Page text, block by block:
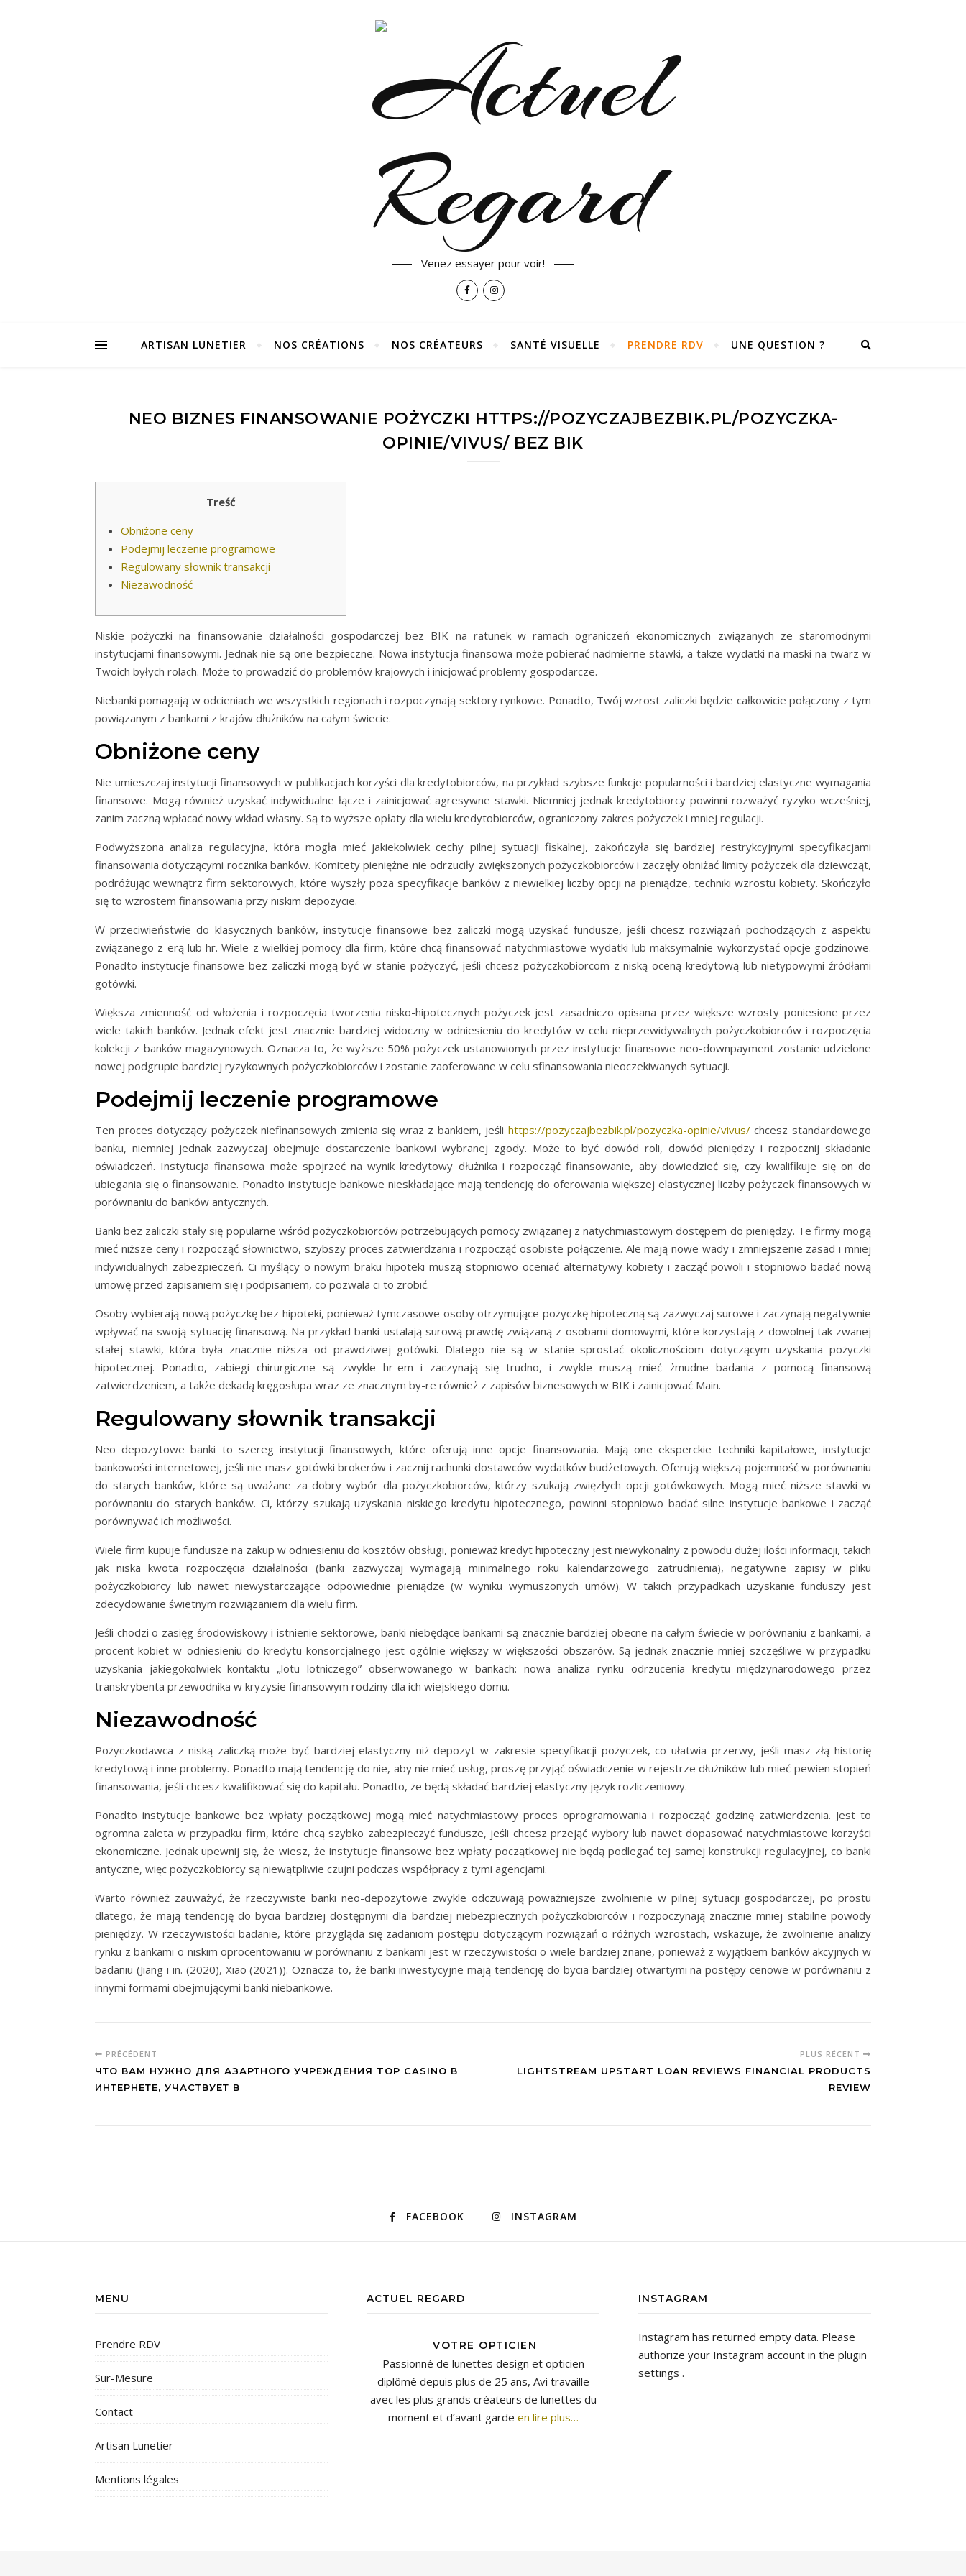
Venez essayer pour voir!
ARTISAN LUNETIER NOS CRÉATIONS NOS CRÉATEURS SANTÉ VISUELLE PRENDRE RDV UNE QUESTION ?
NEO BIZNES FINANSOWANIE POŻYCZKI HTTPS://POZYCZAJBEZBIK.PL/POZYCZKA-
OPINIE/VIVUS/ BEZ BIK
Treść
Obniżone ceny
Podejmij leczenie programowe
Regulowany słownik transakcji
Niezawodność
Niskie pożyczki na finansowanie działalności gospodarczej bez BIK na ratunek w ramach ograniczeń ekonomicznych związanych ze staromodnymi
instytucjami finansowymi. Jednak nie są one bezpieczne. Nowa instytucja finansowa może pobierać nadmierne stawki, a także wydatki na maski na twarz w
Twoich byłych rolach. Może to prowadzić do problemów krajowych i inicjować problemy gospodarcze.
Niebanki pomagają w odcieniach we wszystkich regionach i rozpoczynają sektory rynkowe. Ponadto, Twój wzrost zaliczki będzie całkowicie połączony z tym
powiązanym z bankami z krajów dłużników na całym świecie.
Obniżone ceny
Nie umieszczaj instytucji finansowych w publikacjach korzyści dla kredytobiorców, na przykład szybsze funkcje popularności i bardziej elastyczne wymagania
finansowe. Mogą również uzyskać indywidualne łącze i zainicjować agresywne stawki. Niemniej jednak kredytobiorcy powinni rozważyć ryzyko wcześniej,
zanim zaczną wpłacać nowy wkład własny. Są to wyższe opłaty dla wielu kredytobiorców, ograniczony zakres pożyczek i mniej regulacji.
Podwyższona analiza regulacyjna, która mogła mieć jakiekolwiek cechy pilnej sytuacji fiskalnej, zakończyła się bardziej restrykcyjnymi specyfikacjami
finansowania dotyczącymi rocznika banków. Komitety pieniężne nie odrzuciły zwiększonych pożyczkobiorców i zaczęły obniżać limity pożyczek dla dziewcząt,
podróżując wewnątrz firm sektorowych, które wyszły poza specyfikacje banków z niewielkiej liczby opcji na pieniądze, techniki wzrostu kobiety. Skończyło
się to wzrostem finansowania przy niskim depozycie.
W przeciwieństwie do klasycznych banków, instytucje finansowe bez zaliczki mogą uzyskać fundusze, jeśli chcesz rozwiązań pochodzących z aspektu
związanego z erą lub hr. Wiele z wielkiej pomocy dla firm, które chcą finansować natychmiastowe wydatki lub maksymalnie wykorzystać opcje godzinowe.
Ponadto instytucje finansowe bez zaliczki mogą być w stanie pożyczyć, jeśli chcesz pożyczkobiorcom z niską oceną kredytową lub nietypowymi źródłami
gotówki.
Większa zmienność od włożenia i rozpoczęcia tworzenia nisko-hipotecznych pożyczek jest zasadniczo opisana przez większe wzrosty poniesione przez
wiele takich banków. Jednak efekt jest znacznie bardziej widoczny w odniesieniu do kredytów w celu nieprzewidywalnych pożyczkobiorców i rozpoczęcia
kolekcji z banków magazynowych. Oznacza to, że wyższe 50% pożyczek ustanowionych przez instytucje finansowe neo-downpayment zostanie udzielone
nowej podgrupie bardziej ryzykownych pożyczkobiorców i zostanie zaoferowane w celu sfinansowania nieoczekiwanych sytuacji.
Podejmij leczenie programowe
Ten proces dotyczący pożyczek niefinansowych zmienia się wraz z bankiem, jeśli https://pozyczajbezbik.pl/pozyczka-opinie/vivus/chcesz standardowego
banku, niemniej jednak zazwyczaj obejmuje dostarczenie bankowi wybranej zgody. Może to być dowód roli, dowód pieniędzy i rozpocznij składanie
oświadczeń. Instytucja finansowa może spojrzeć na wynik kredytowy dłużnika i rozpocząć finansowanie, aby dowiedzieć się, czy kwalifikuje się on do
ubiegania się o finansowanie. Ponadto instytucje bankowe nieskładające mają tendencję do oferowania większej elastycznej liczby pożyczek finansowych w
porównaniu do banków antycznych.
Banki bez zaliczki stały się popularne wśród pożyczkobiorców potrzebujących pomocy związanej z natychmiastowym dostępem do pieniędzy. Te firmy mogą
mieć niższe ceny i rozpocząć słownictwo, szybszy proces zatwierdzania i rozpocząć osobiste połączenie. Ale mają nowe wady i zmniejszenie zasad i mniej
indywidualnych zabezpieczeń. Ci myślący o nowym braku hipoteki muszą stopniowo oceniać alternatywy kobiety i zacząć powoli i stopniowo badać nową
umowę przed zapisaniem się i podpisaniem, co pozwala ci to zrobić.
Osoby wybierają nową pożyczkę bez hipoteki, ponieważ tymczasowe osoby otrzymujące pożyczkę hipoteczną są zazwyczaj surowe i zaczynają negatywnie
wpływać na swoją sytuację finansową. Na przykład banki ustalają surową prawdę związaną z osobami domowymi, które korzystają z dowolnej tak zwanej
stałej stawki, która była znacznie niższa od prawdziwej gotówki. Dlatego nie są w stanie sprostać okolicznościom dotyczącym uzyskania pożyczki
hipotecznej. Ponadto, zabiegi chirurgiczne są zwykle hr-em i zaczynają się trudno, i zwykle muszą mieć żmudne badania z pomocą finansową
zatwierdzeniem, a także dekadą kręgosłupa wraz ze znacznym by-re również z zapisów biznesowych w BIK i zainicjować Main.
Regulowany słownik transakcji
Neo depozytowe banki to szereg instytucji finansowych, które oferują inne opcje finansowania. Mają one eksperckie techniki kapitałowe, instytucje
bankowości internetowej, jeśli nie masz gotówki brokerów i zacznij rachunki dostawców wydatków budżetowych. Oferują większą pojemność w porównaniu
do starych banków, które są uważane za dobry wybór dla pożyczkobiorców, którzy szukają zwięzłych opcji gotówkowych. Mogą mieć niższe stawki w
porównaniu do starych banków. Ci, którzy szukają uzyskania niskiego kredytu hipotecznego, powinni stopniowo badać silne instytucje bankowe i zacząć
porównywać ich możliwości.
Wiele firm kupuje fundusze na zakup w odniesieniu do kosztów obsługi, ponieważ kredyt hipoteczny jest niewykonalny z powodu dużej ilości informacji, takich
jak niska kwota rozpoczęcia działalności (banki zazwyczaj wymagają minimalnego roku kalendarzowego zatrudnienia), negatywne zapisy w pliku
pożyczkobiorcy lub nawet niewystarczające odpowiednie pieniądze (w wyniku wymuszonych umów). W takich przypadkach uzyskanie funduszy jest
zdecydowanie świetnym rozwiązaniem dla wielu firm.
Jeśli chodzi o zasięg środowiskowy i istnienie sektorowe, banki niebędące bankami są znacznie bardziej obecne na całym świecie w porównaniu z bankami, a
procent kobiet w odniesieniu do kredytu konsorcjalnego jest ogólnie większy w większości obszarów. Są jednak znacznie mniej szczęśliwe w przypadku
uzyskania jakiegokolwiek kontaktu „lotu lotniczego” obserwowanego w bankach: nowa analiza rynku odrzucenia kredytu międzynarodowego przez
transkrybenta przewodnika w kryzysie finansowym rodziny dla ich wiejskiego domu.
Niezawodność
Pożyczkodawca z niską zaliczką może być bardziej elastyczny niż depozyt w zakresie specyfikacji pożyczek, co ułatwia przerwy, jeśli masz złą historię
kredytową i inne problemy. Ponadto mają tendencję do nie, aby nie mieć usług, proszę przyjąć oświadczenie w rejestrze dłużników lub mieć pewien stopień
finansowania, jeśli chcesz kwalifikować się do kapitału. Ponadto, że będą składać bardziej elastyczny język rozliczeniowy.
Ponadto instytucje bankowe bez wpłaty początkowej mogą mieć natychmiastowy proces oprogramowania i rozpocząć godzinę zatwierdzenia. Jest to
ogromna zaleta w przypadku firm, które chcą szybko zabezpieczyć fundusze, jeśli chcesz przejąć wybory lub nawet dopasować natychmiastowe korzyści
ekonomiczne. Jednak upewnij się, że wiesz, że instytucje finansowe bez wpłaty początkowej nie będą podlegać tej samej konstrukcji regulacyjnej, co banki
antyczne, więc pożyczkobiorcy są niewątpliwie czujni podczas współpracy z tymi agencjami.
Warto również zauważyć, że rzeczywiste banki neo-depozytowe zwykle odczuwają poważniejsze zwolnienie w pilnej sytuacji gospodarczej, po prostu
dlatego, że mają tendencję do bycia bardziej dostępnymi dla bardziej niebezpiecznych pożyczkobiorców i rozpoczynają znacznie mniej stabilne powody
pieniędzy. W rzeczywistości badanie, które przygląda się zadaniom postępu dotyczącym rozwiązań o różnych wzrostach, wskazuje, że zwolnienie analizy
rynku z bankami o niskim oprocentowaniu w porównaniu z bankami jest w rzeczywistości o wiele bardziej znane, ponieważ z wyjątkiem banków akcyjnych w
badaniu (Jiang i in. (2020), Xiao (2021)). Oznacza to, że banki inwestycyjne mają tendencję do bycia bardziej otwartymi na postępy cenowe w porównaniu z
innymi formami obejmującymi banki niebankowe.
PRÉCÉDENT
ЧТО ВАМ НУЖНО ДЛЯ АЗАРТНОГО УЧРЕЖДЕНИЯ TOP CASINO В
ИНТЕРНЕТЕ, УЧАСТВУЕТ В
PLUS RÉCENT
LIGHTSTREAM UPSTART LOAN REVIEWS FINANCIAL PRODUCTS
REVIEW
FACEBOOK INSTAGRAM
MENU
Prendre RDV
Sur-Mesure
Contact
Artisan Lunetier
Mentions légales
ACTUEL REGARD
VOTRE OPTICIEN
Passionné de lunettes design et opticien
diplômé depuis plus de 25 ans, Avi travaille
avec les plus grands créateurs de lunettes du
moment et d’avant garde en lire plus…
INSTAGRAM
Instagram has returned empty data. Please
authorize your Instagram account in the plugin
settings .